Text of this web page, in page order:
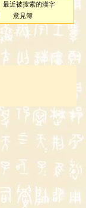
最近被搜索的漢字
意見簿